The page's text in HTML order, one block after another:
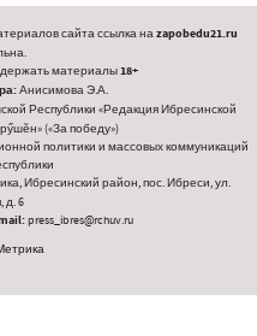
сайта ссылка наzapobedu21.ru
материалы18+
Анисимова Э.А.
Республики «Редакция Ибресинской
(«За победу»)
политики и массовых коммуникаций
Ибресинский район, пос. Ибреси, ул.
д. 6
press_ibres@rchuv.ru